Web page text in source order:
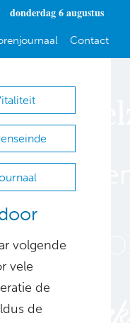
donderdag 6 augustus
Contact
volgende
vele
de
de